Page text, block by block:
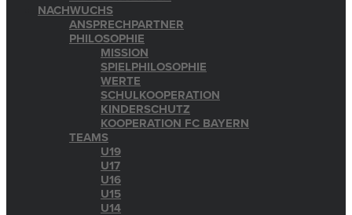
NACHWUCHS
ANSPRECHPARTNER
PHILOSOPHIE
MISSION
SPIELPHILOSOPHIE
WERTE
SCHULKOOPERATION
KINDERSCHUTZ
KOOPERATION FC BAYERN
TEAMS
U19
U17
U16
U15
U14